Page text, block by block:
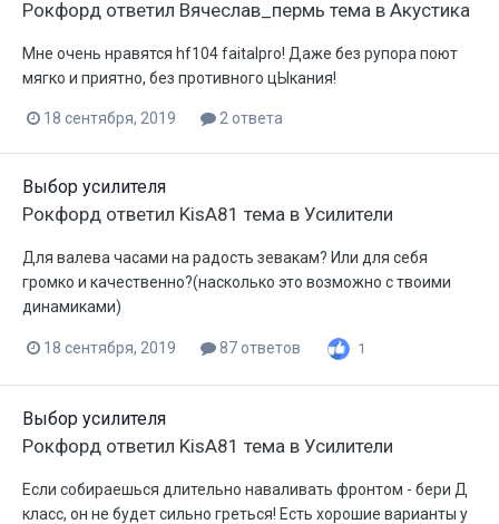
Рокфорд ответил Вячеслав_пермь тема в Акустика
Мне очень нравятся hf104 faitalpro! Даже без рупора поют
мягко и приятно, без противного цЫкания!
18 сентября, 2019 2 ответа
Выбор усилителя
Рокфорд ответил KisA81 тема в Усилители
Для валева часами на радость зевакам? Или для себя
громко и качественно?(насколько это возможно с твоими
динамиками)
18 сентября, 2019 87 ответов 1
Выбор усилителя
Рокфорд ответил KisA81 тема в Усилители
Если собираешься длительно наваливать фронтом - бери Д
класс, он не будет сильно греться! Есть хорошие варианты у